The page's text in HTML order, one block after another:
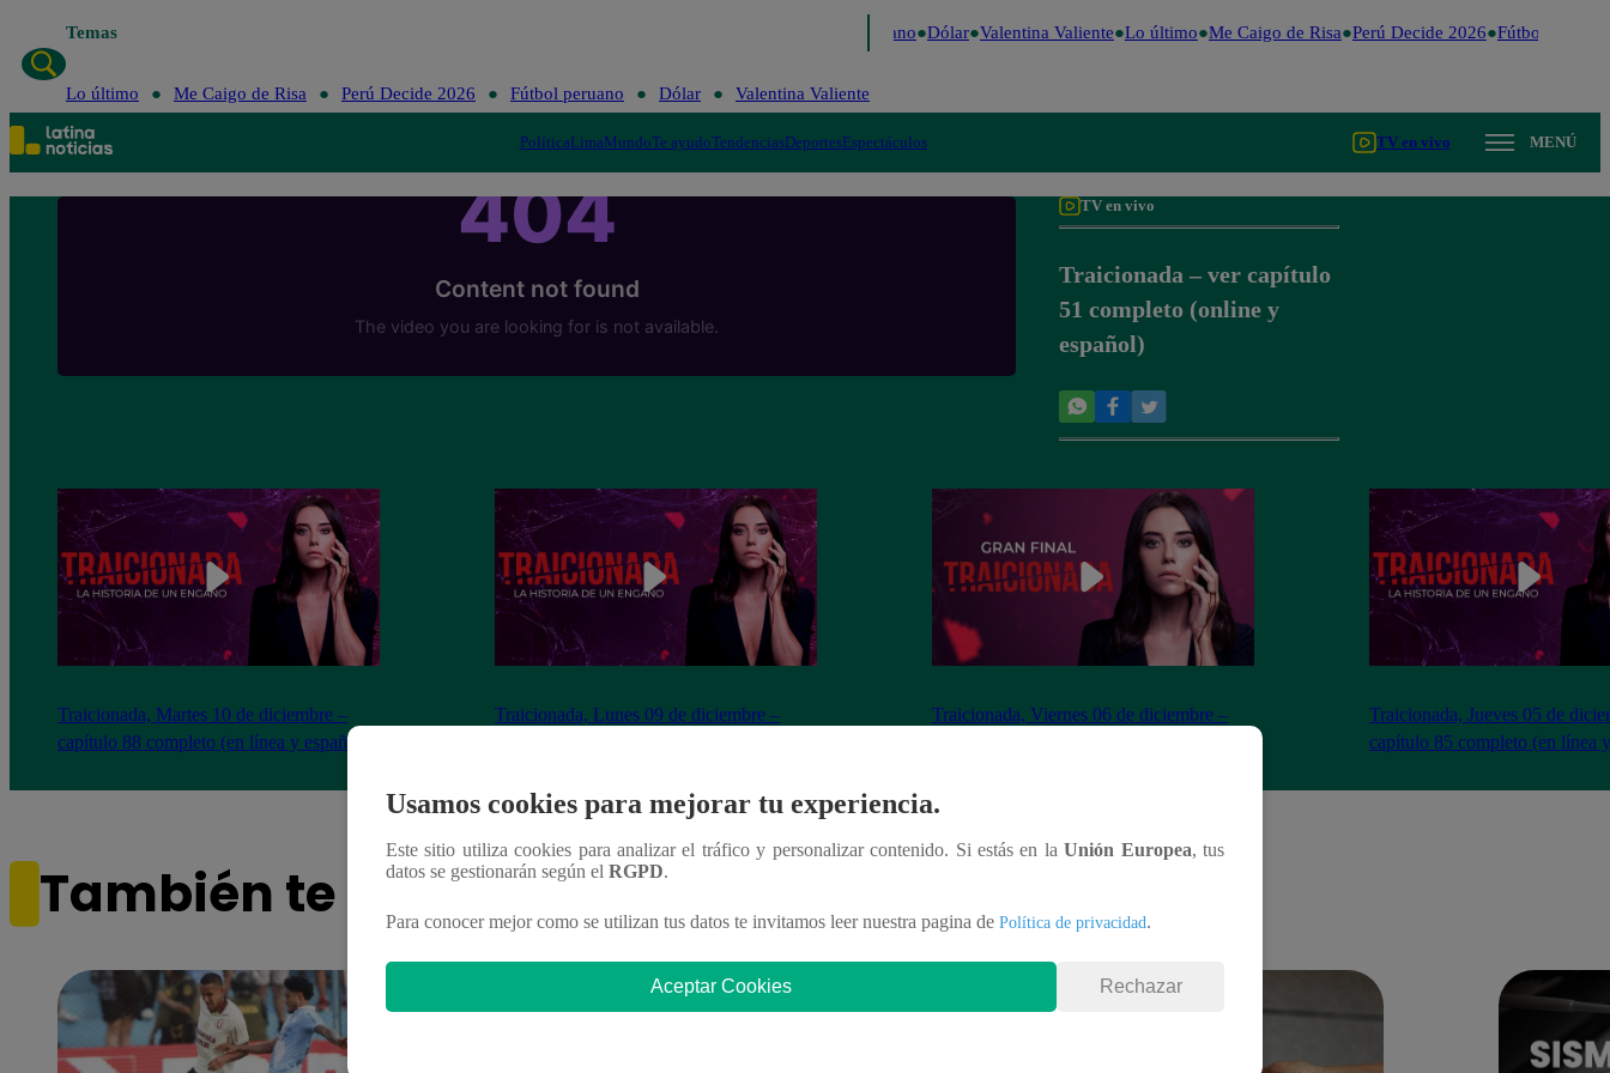
Temas Fútbol peruano Dólar Valentina Valiente Lo último Me Caigo de Risa Perú Decide 2026 Fútbol peruano
Lo último Me Caigo de Risa Perú Decide 2026 Fútbol peruano Dólar Valentina Valiente
PolíticaLimaMundoTe ayudoTendenciasDeportesEspectáculos TV en vivo MENÚ
TV en vivo
Traicionada – ver capítulo
51 completo (online y
español)
Traicionada, Martes 10 de diciembre –
capítulo 88 completo (en línea y español)
Traicionada, Lunes 09 de diciembre –
Traicionada, Viernes 06 de diciembre –
Traicionada, Jueves 05 de
capítulo 85 completo (en línea
También te puede interesar
Usamos cookies para mejorar tu experiencia.
Este sitio utiliza cookies para analizar el tráfico y personalizar contenido. Si estás en laUnión Europea, tus
datos se gestionarán según el RGPD.
Para conocer mejor como se utilizan tus datos te invitamos leer nuestra pagina de Política de privacidad.
Aceptar Cookies Rechazar